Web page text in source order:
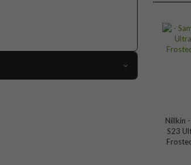
Nillkin
S23